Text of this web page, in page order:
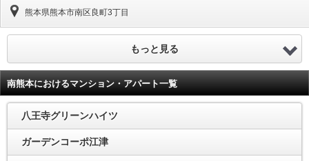
熊本県熊本市南区良町3丁目
もっと見る
南熊本におけるマンション・アパート一覧
八王寺グリーンハイツ
ガーデンコーポ江津